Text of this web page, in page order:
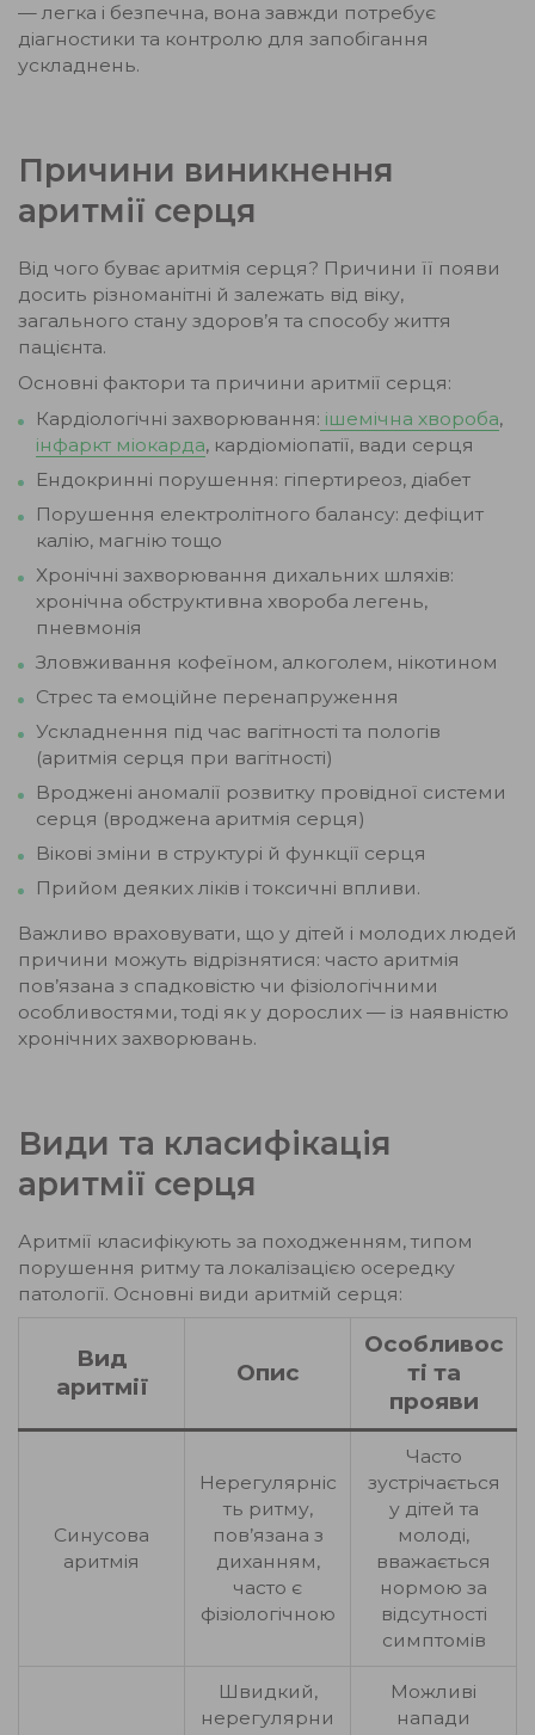
— легка і безпечна, вона завжди потребує
діагностики та контролю для запобігання
ускладнень.
Причини виникнення
аритмії серця
Від чого буває аритмія серця? Причини її появи
досить різноманітні й залежать від віку,
загального стану здоров’я та способу життя
пацієнта.
Основні фактори та причини аритмії серця:
Кардіологічні захворювання: ішемічна хвороба,
інфаркт міокарда, кардіоміопатії, вади серця
Ендокринні порушення: гіпертиреоз, діабет
Порушення електролітного балансу: дефіцит
калію, магнію тощо
Хронічні захворювання дихальних шляхів:
хронічна обструктивна хвороба легень,
пневмонія
Зловживання кофеїном, алкоголем, нікотином
Стрес та емоційне перенапруження
Ускладнення під час вагітності та пологів
(аритмія серця при вагітності)
Вроджені аномалії розвитку провідної системи
серця (вроджена аритмія серця)
Вікові зміни в структурі й функції серця
Прийом деяких ліків і токсичні впливи.
Важливо враховувати, що у дітей і молодих людей
причини можуть відрізнятися: часто аритмія
пов’язана з спадковістю чи фізіологічними
особливостями, тоді як у дорослих — із наявністю
хронічних захворювань.
Види та класифікація
аритмії серця
Аритмії класифікують за походженням, типом
порушення ритму та локалізацією осередку
патології. Основні види аритмій серця:
Вид
аритмії
Опис
Особливос
ті та
прояви
Синусова
аритмія
Нерегулярніс
ть ритму,
пов’язана з
диханням,
часто є
фізіологічною
Часто
зустрічається
у дітей та
молоді,
вважається
нормою за
відсутності
симптомів
Швидкий,
нерегулярни
Можливі
напади